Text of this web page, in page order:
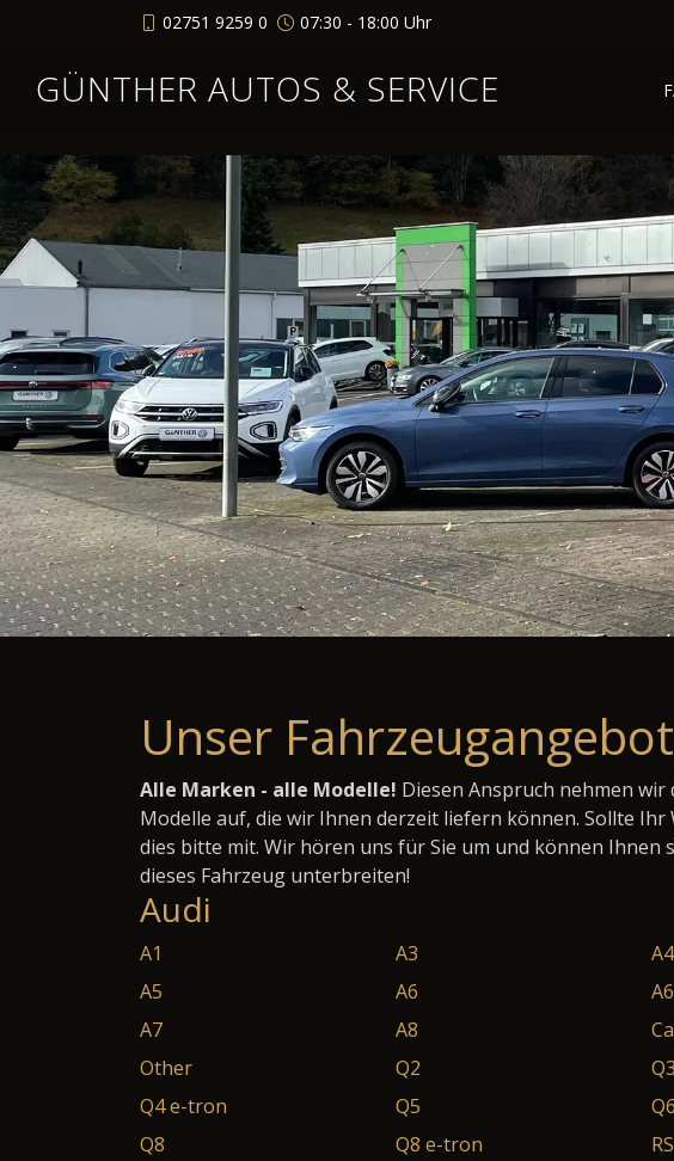
02751 9259 0 07:30 - 18:00 Uhr
GÜNTHER AUTOS & SERVICE
Unser Fahrzeugangebot
Alle Marken - alle Modelle! Diesen Anspruch nehmen
Modelle auf, die wir Ihnen derzeit liefern können. Sollte
dies bitte mit. Wir hören uns für Sie um und können
dieses Fahrzeug unterbreiten!
Audi
A1 A3 A4
A5
A6
A7
A8
Other
Q2 Q3
Q4 e-tron
Q5
Q8
Q8 e-tron